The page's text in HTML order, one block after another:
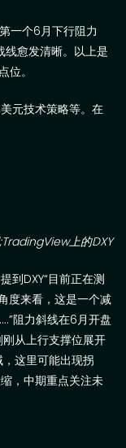
一个6月下行阻力
线愈发清晰。以上是
位。
美元技术策略等。在
;TradingView上的DXY
到DXY“目前正在测
度来看，这是一个减
”阻力斜线在6月开盘
刚从上行支撑位展开
这里可能出现拐
，中期重点关注未